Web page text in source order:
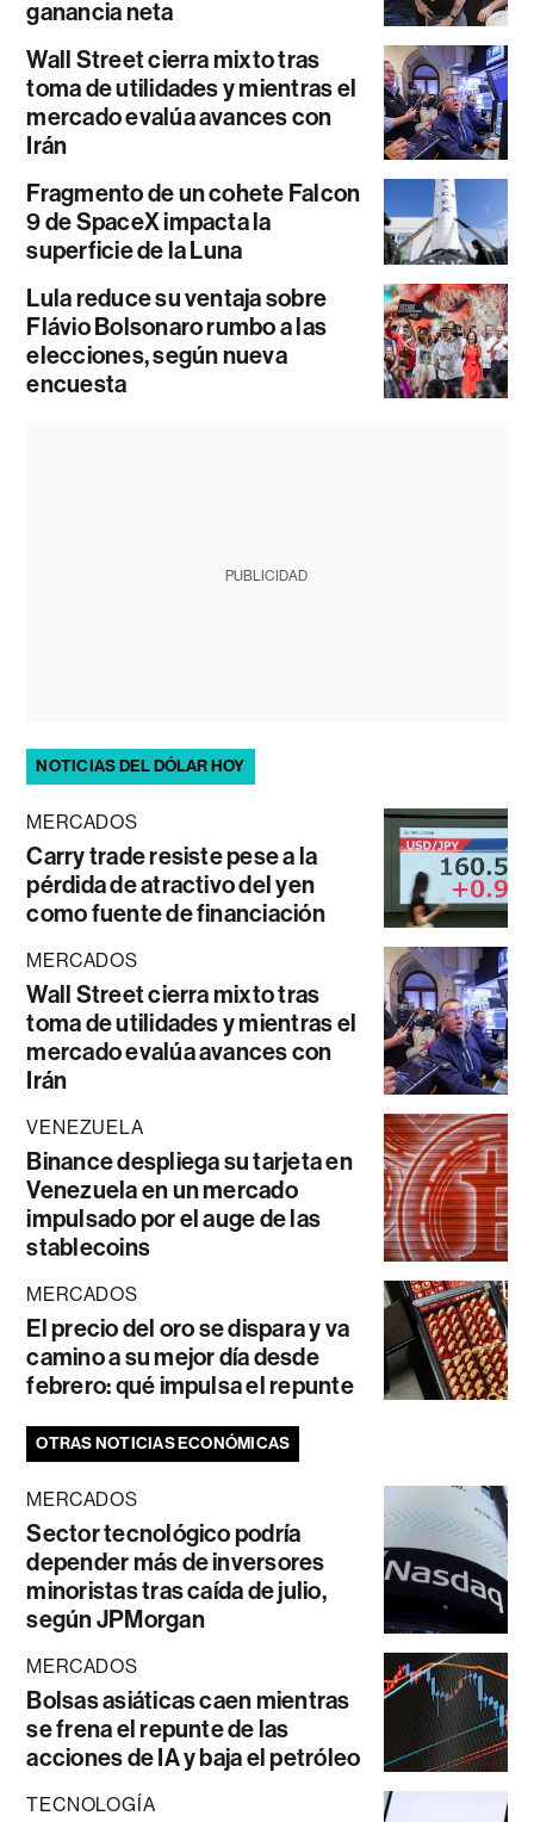
ganancia neta
Wall Street cierra mixto tras
toma de utilidades y mientras el
mercado evalúa avances con
Irán
Fragmento de un cohete Falcon
9 de SpaceX impacta la
superficie de la Luna
Lula reduce su ventaja sobre
Flávio Bolsonaro rumbo a las
elecciones, según nueva
encuesta
PUBLICIDAD
NOTICIAS DEL DÓLAR HOY
MERCADOS
Carry trade resiste pese a la
pérdida de atractivo del yen
como fuente de financiación
MERCADOS
Wall Street cierra mixto tras
toma de utilidades y mientras el
mercado evalúa avances con
Irán
VENEZUELA
Binance despliega su tarjeta en
Venezuela en un mercado
impulsado por el auge de las
stablecoins
MERCADOS
El precio del oro se dispara y va
camino a su mejor día desde
febrero: qué impulsa el repunte
OTRAS NOTICIAS ECONÓMICAS
MERCADOS
Sector tecnológico podría
depender más de inversores
minoristas tras caída de julio,
según JPMorgan
MERCADOS
Bolsas asiáticas caen mientras
se frena el repunte de las
acciones de IA y baja el petróleo
TECNOLOGÍA